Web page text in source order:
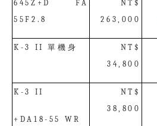
645Z+D FA
55F2.8
NT$
263,000
K-3 II單機身
NT$
34,800
K-3 II
+DA18-55 WR
NT$
38,800